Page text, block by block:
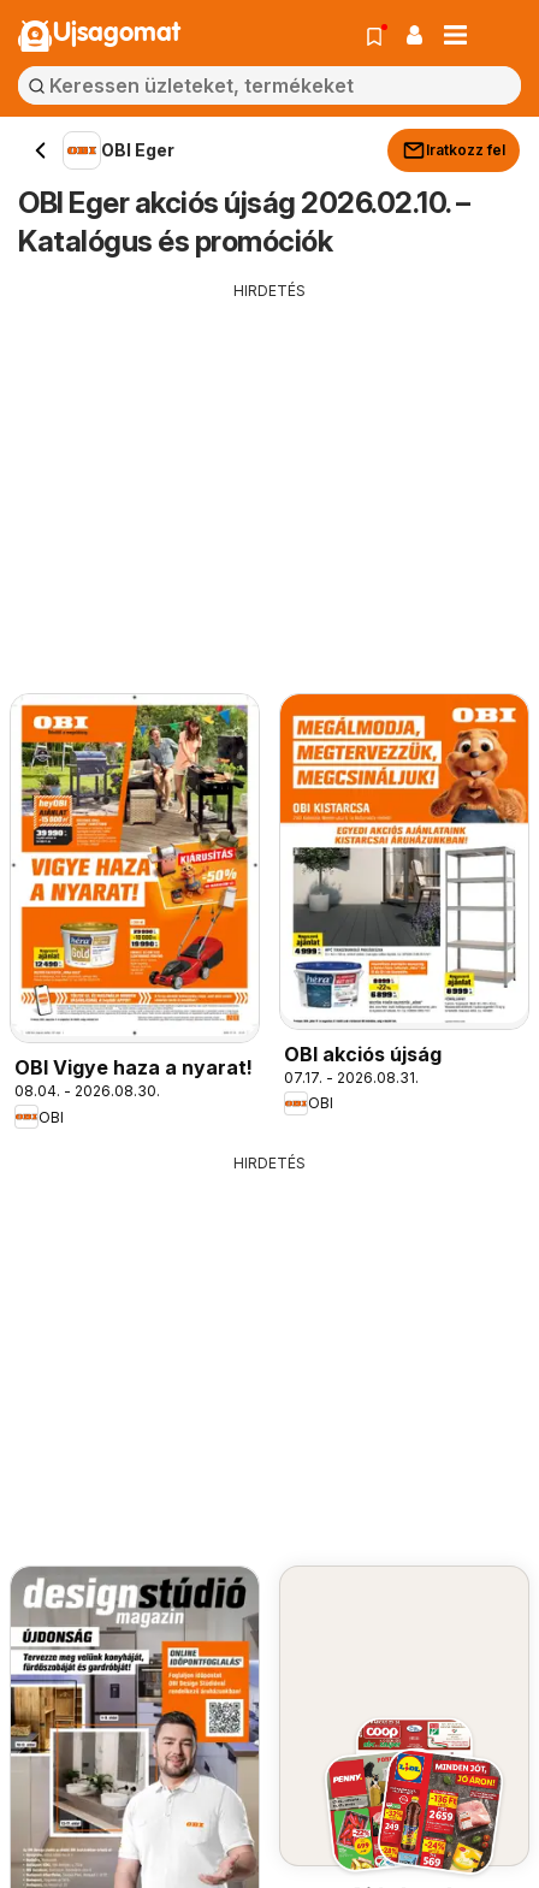
Ujsagomat
OBI Eger Iratkozz fel
OBI Eger akciós újság 2026.02.10. –
Katalógus és promóciók
HIRDETÉS
OBI Vigye haza a nyarat!
08.04. - 2026.08.30.
OBI
OBI akciós újság
07.17. - 2026.08.31.
OBI
HIRDETÉS